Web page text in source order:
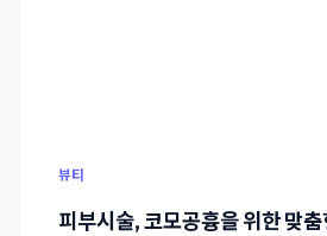
뷰티
피부시술, 코모공흉을 위한 맞